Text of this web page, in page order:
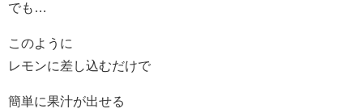
でも…
このように
レモンに差し込むだけで
簡単に果汁が出せる